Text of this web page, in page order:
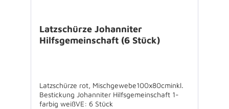
Latzschürze Johanniter
Hilfsgemeinschaft (6 Stück)
Latzschürze rot, Mischgewebe100x80cminkl.
Bestickung Johanniter Hilfsgemeinschaft 1-
farbig weißVE: 6 Stück